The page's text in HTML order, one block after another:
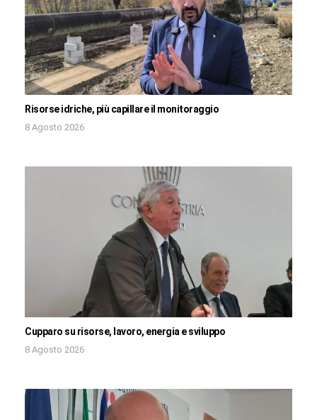
Risorse idriche, più capillare il monitoraggio
8 Agosto 2026
Cupparo su risorse, lavoro, energia e sviluppo
8 Agosto 2026